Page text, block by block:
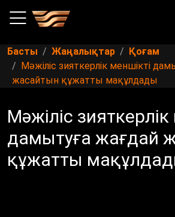
Басты Жаңалықтар
Қоғам
Мәжіліс зияткерлік меншікті
жасайтын құжатты мақұлдады
Мәжіліс зияткерлік
дамытуға жағдай
құжатты